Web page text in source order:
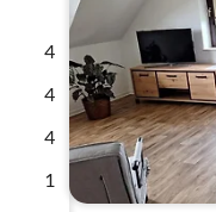
4
4
4
1